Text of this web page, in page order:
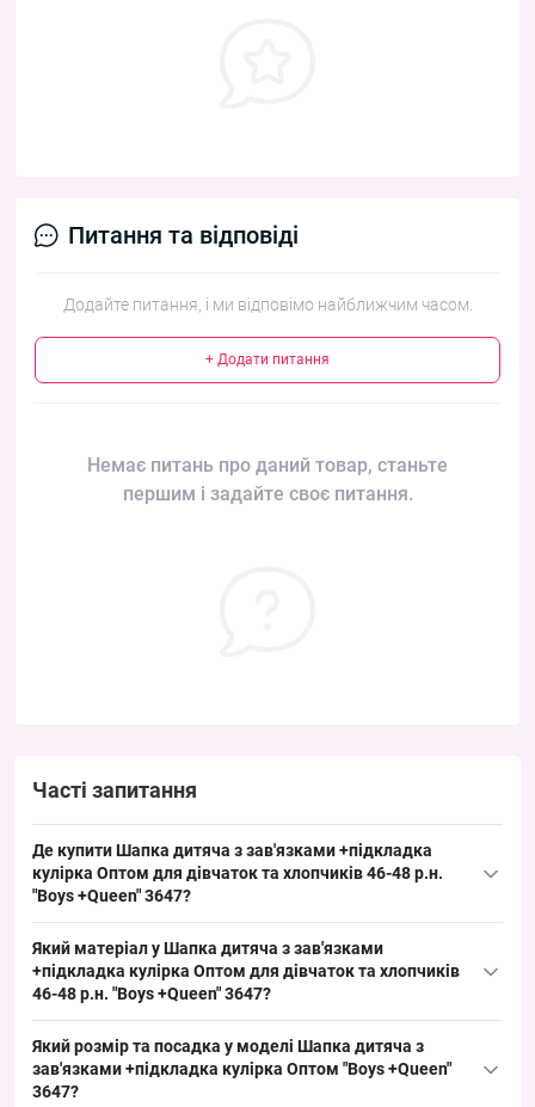
Питання та відповіді
Додайте питання, і ми відповімо найближчим часом.
+ Додати питання
Немає питань про даний товар, станьте
першим і задайте своє питання.
Часті запитання
Де купити Шапка дитяча з зав'язками +підкладка
кулірка Оптом для дівчаток та хлопчиків 46-48 р.н.
"Boys +Queen" 3647?
для дівчаток та хлопчиків 46-48 р.н. "Boys +Queen" 3647 можна
оптом з Одеса 7КМ; це ходовий дитячий розмір для весняно-
стабільного попиту на ринку.
Який матеріал у Шапка дитяча з зав'язками
+підкладка кулірка Оптом для дівчаток та хлопчиків
46-48 р.н. "Boys +Queen" 3647?
гіпоалергенний трикотаж характерний для дитячих шапок
весняно-осіннього асортименту і добре підходить для оптових
Який розмір та посадка у моделі Шапка дитяча з
зав'язками +підкладка кулірка Оптом "Boys +Queen"
3647?